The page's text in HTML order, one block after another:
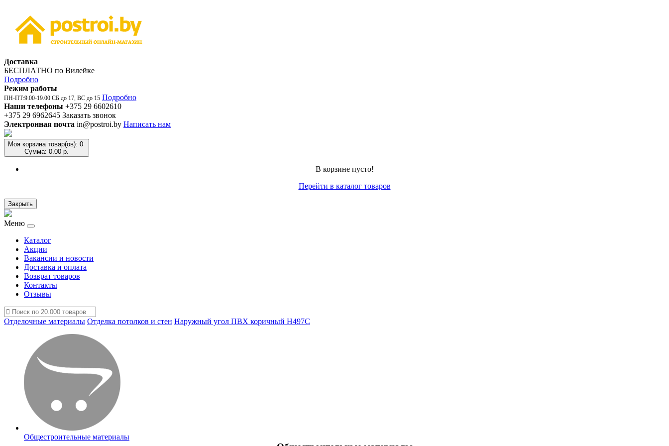
Доставка
БЕСПЛАТНО по Вилейке
Подробно
Режим работы
ПН-ПТ:9.00-19.00 СБ до 17, ВС до 15 Подробно
Наши телефоны +375 29 6602610
+375 29 6962645 Заказать звонок
Электронная почта in@postroi.by Написать нам
Моя корзина товар(ов): 0
Сумма: 0.00 р.
В корзине пусто!
Перейти в каталог товаров
Закрыть
Меню
Каталог
Акции
Вакансии и новости
Доставка и оплата
Возврат товаров
Контакты
Отзывы
Отделочные материалы Отделка потолков и стен Наружный угол ПВХ коричный Н497С
Общестроительные материалы